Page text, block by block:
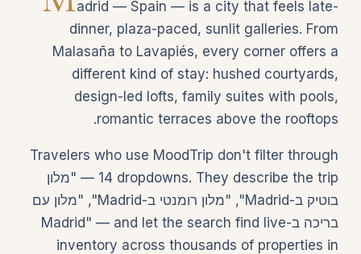
adrid — Spain — is a city that feels late-
dinner, plaza-paced, sunlit galleries. From
Malasaña to Lavapiés, every corner offers a
different kind of stay: hushed courtyards,
design-led lofts, family suites with pools,
romantic terraces above the rooftops.
Travelers who use MoodTrip don't filter through
14 dropdowns. They describe the trip — "מלון
בוטיק ב-Madrid", "מלון רומנטי ב-Madrid", "מלון עם
בריכה ב-Madrid" — and let the search find live
inventory across thousands of properties in